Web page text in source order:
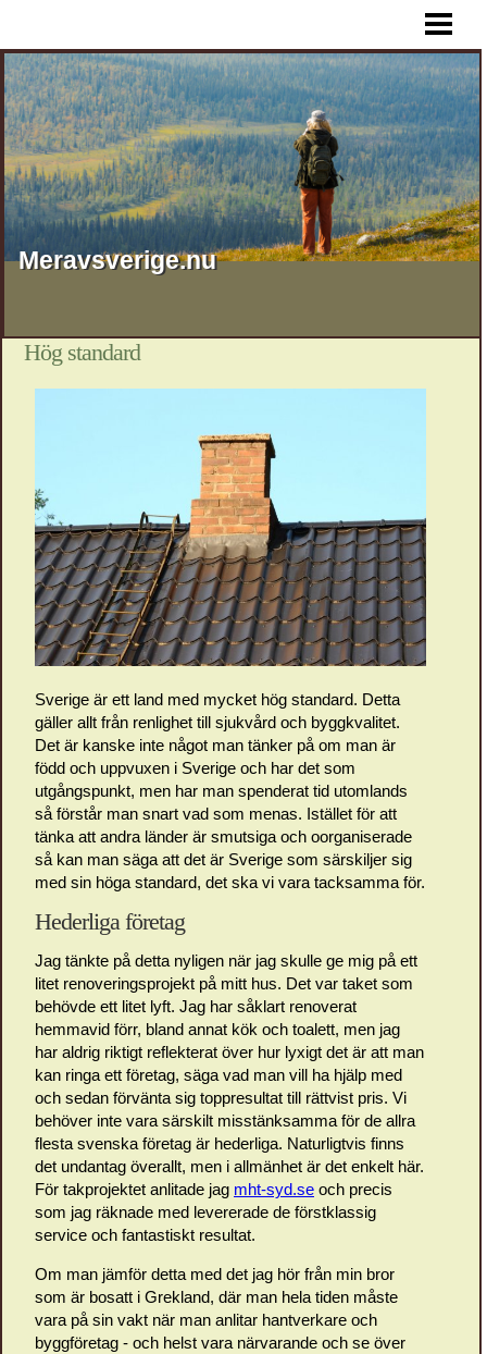
Meravsverige.nu
Hög standard
Sverige är ett land med mycket hög standard. Detta
gäller allt från renlighet till sjukvård och byggkvalitet.
Det är kanske inte något man tänker på om man är
född och uppvuxen i Sverige och har det som
utgångspunkt, men har man spenderat tid utomlands
så förstår man snart vad som menas. Istället för att
tänka att andra länder är smutsiga och oorganiserade
så kan man säga att det är Sverige som särskiljer sig
med sin höga standard, det ska vi vara tacksamma för.
Hederliga företag
Jag tänkte på detta nyligen när jag skulle ge mig på ett
litet renoveringsprojekt på mitt hus. Det var taket som
behövde ett litet lyft. Jag har såklart renoverat
hemmavid förr, bland annat kök och toalett, men jag
har aldrig riktigt reflekterat över hur lyxigt det är att man
kan ringa ett företag, säga vad man vill ha hjälp med
och sedan förvänta sig toppresultat till rättvist pris. Vi
behöver inte vara särskilt misstänksamma för de allra
flesta svenska företag är hederliga. Naturligtvis finns
det undantag överallt, men i allmänhet är det enkelt här.
För takprojektet anlitade jag mht-syd.se och precis
som jag räknade med levererade de förstklassig
service och fantastiskt resultat.
Om man jämför detta med det jag hör från min bror
som är bosatt i Grekland, där man hela tiden måste
vara på sin vakt när man anlitar hantverkare och
byggföretag - och helst vara närvarande och se över